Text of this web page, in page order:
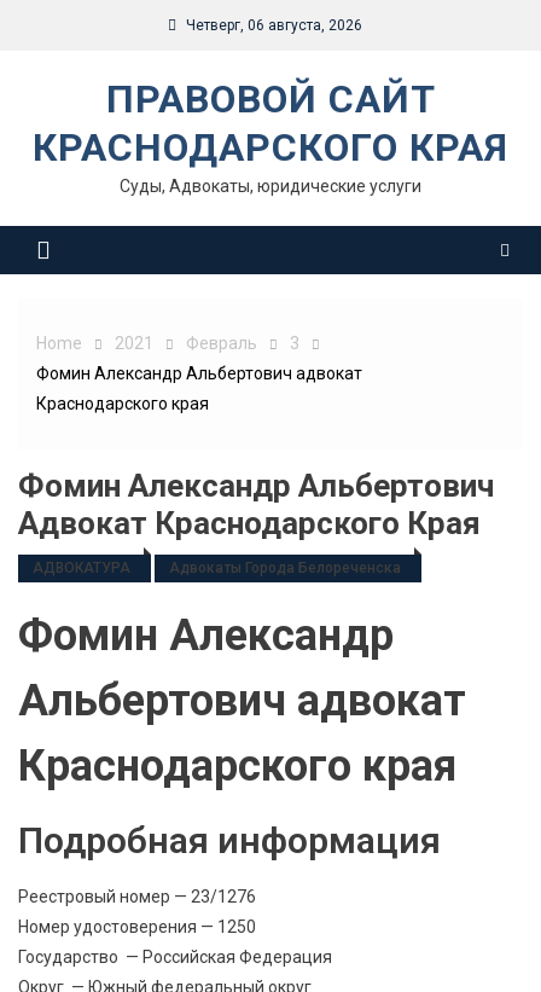
Четверг, 06 августа, 2026
ПРАВОВОЙ САЙТ
КРАСНОДАРСКОГО КРАЯ
Суды, Адвокаты, юридические услуги
Home 2021 Февраль
3
Фомин Александр Альбертович адвокат
Краснодарского края
Фомин Александр Альбертович
Адвокат Краснодарского Края
АДВОКАТУРА Адвокаты Города Белореченска
Фомин Александр
Альбертович адвокат
Краснодарского края
Подробная информация
Реестровый номер — 23/1276
Номер удостоверения — 1250
Государство — Российская Федерация
Округ — Южный федеральный округ